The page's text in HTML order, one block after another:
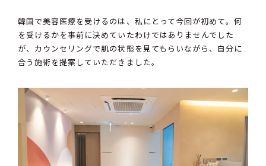
韓国で美容医療を受けるのは、私にとって今回が初めて。何
を受けるかを事前に決めていたわけではありませんでした
が、カウンセリングで肌の状態を見てもらいながら、自分に
合う施術を提案していただきました。